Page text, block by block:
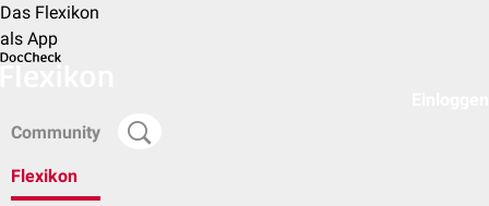
Das Flexikon
als App
Community
Flexikon